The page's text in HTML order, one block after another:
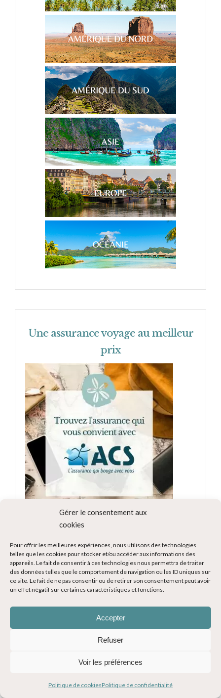
Gérer le consentement aux
cookies
Pour offrir les meilleures expériences, nous utilisons des technologies
telles que les cookies pour stocker et/ou accéder aux informations des
appareils. Le fait de consentir à ces technologies nous permettra de traiter
des données telles que le comportement de navigation ou les ID uniques sur
ce site. Le fait de ne pas consentir ou de retirer son consentement peut avoir
un effet négatif sur certaines caractéristiques et fonctions.
Accepter
Refuser
Voir les préférences
Politique de cookiesPolitique de confidentialité
Une assurance voyage au meilleur
prix